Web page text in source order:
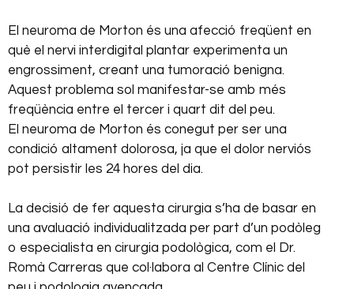
El neuroma de Morton és una afecció freqüent en
què el nervi interdigital plantar experimenta un
engrossiment, creant una tumoració benigna.
Aquest problema sol manifestar-se amb més
freqüència entre el tercer i quart dit del peu.
El neuroma de Morton és conegut per ser una
condició altament dolorosa, ja que el dolor nerviós
pot persistir les 24 hores del dia.
La decisió de fer aquesta cirurgia s’ha de basar en
una avaluació individualitzada per part d’un podòleg
o especialista en cirurgia podològica, com el Dr.
Romà Carreras que col·labora al Centre Clínic del